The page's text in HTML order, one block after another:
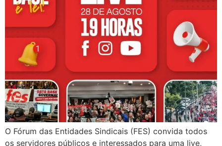
O Fórum das Entidades Sindicais (FES) convida todos
os servidores públicos e interessados para uma live,